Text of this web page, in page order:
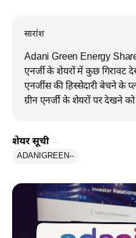
सारांश
Adani Green Energy
एनर्जी के शेयरों में कुछ गिरावट
एनर्जीस की हिस्सेदारी बेचने के
ग्रीन एनर्जी के शेयरों पर देखने
शेयर सूची
ADANIGREEN--